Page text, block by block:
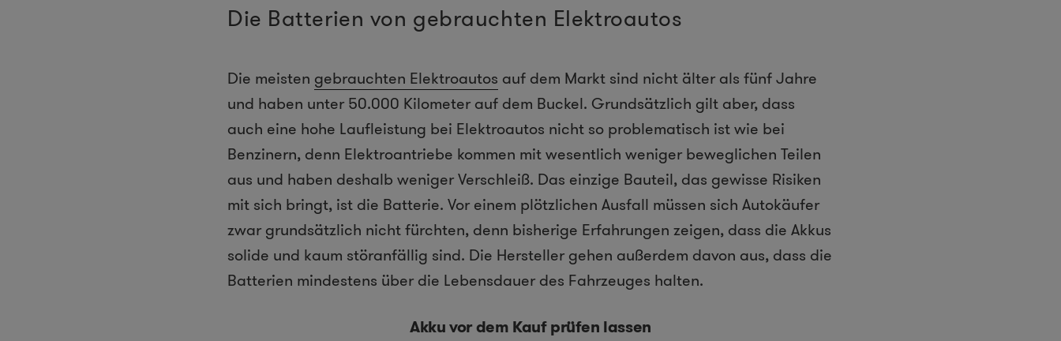
Die Batterien von gebrauchten Elektroautos
Die meisten gebrauchten Elektroautos auf dem Markt sind nicht älter als fünf Jahre
und haben unter 50.000 Kilometer auf dem Buckel. Grundsätzlich gilt aber, dass
auch eine hohe Laufleistung bei Elektroautos nicht so problematisch ist wie bei
Benzinern, denn Elektroantriebe kommen mit wesentlich weniger beweglichen Teilen
aus und haben deshalb weniger Verschleiß. Das einzige Bauteil, das gewisse Risiken
mit sich bringt, ist die Batterie. Vor einem plötzlichen Ausfall müssen sich Autokäufer
zwar grundsätzlich nicht fürchten, denn bisherige Erfahrungen zeigen, dass die Akkus
solide und kaum störanfällig sind. Die Hersteller gehen außerdem davon aus, dass die
Batterien mindestens über die Lebensdauer des Fahrzeuges halten.
Akku vor dem Kauf prüfen lassen